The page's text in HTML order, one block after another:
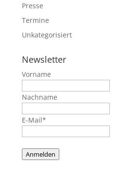
Presse
Termine
Unkategorisiert
Newsletter
Vorname
Nachname
E-Mail*
Anmelden